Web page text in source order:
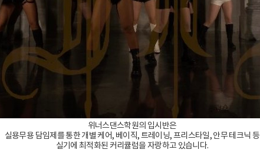
위너스댄스학원의 입시반은
실용무용 담임제를 통한 개별 케어, 베이직, 트레이닝, 프리스타일, 안무 테크닉 등
실기에 최적화된 커리큘럼을 자랑하고 있습니다.